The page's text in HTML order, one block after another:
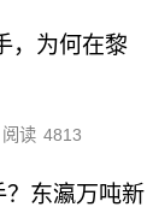
，为何在黎
阅读 4813
东瀛万吨新